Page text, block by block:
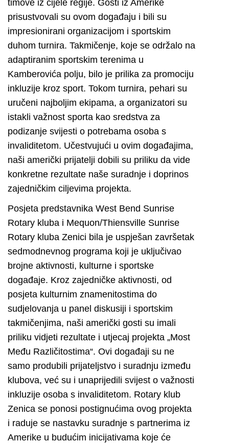
timove iz cijele regije. Gosti iz Amerike
prisustvovali su ovom događaju i bili su
impresionirani organizacijom i sportskim
duhom turnira. Takmičenje, koje se održalo na
adaptiranim sportskim terenima u
Kamberovića polju, bilo je prilika za promociju
inkluzije kroz sport. Tokom turnira, pehari su
uručeni najboljim ekipama, a organizatori su
istakli važnost sporta kao sredstva za
podizanje svijesti o potrebama osoba s
invaliditetom. Učestvujući u ovim događajima,
naši američki prijatelji dobili su priliku da vide
konkretne rezultate naše suradnje i doprinos
zajedničkim ciljevima projekta.
Posjeta predstavnika West Bend Sunrise
Rotary kluba i Mequon/Thiensville Sunrise
Rotary kluba Zenici bila je uspješan završetak
sedmodnevnog programa koji je uključivao
brojne aktivnosti, kulturne i sportske
događaje. Kroz zajedničke aktivnosti, od
posjeta kulturnim znamenitostima do
sudjelovanja u panel diskusiji i sportskim
takmičenjima, naši američki gosti su imali
priliku vidjeti rezultate i utjecaj projekta „Most
Među Različitostima“. Ovi događaji su ne
samo produbili prijateljstvo i suradnju između
klubova, već su i unaprijedili svijest o važnosti
inkluzije osoba s invaliditetom. Rotary klub
Zenica se ponosi postignućima ovog projekta
i raduje se nastavku suradnje s partnerima iz
Amerike u budućim inicijativama koje će